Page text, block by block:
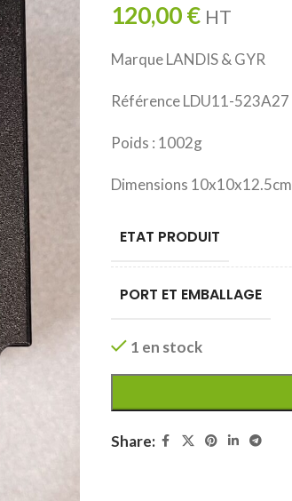
120,00€ HT
Marque LANDIS & GYR
Référence LDU11-523A27
Poids : 1002g
Dimensions 10x10x12.5cm
ETAT PRODUIT
PORT ET EMBALLAGE
1 en stock
Share: